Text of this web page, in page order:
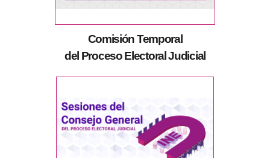
Comisión Temporal
del Proceso Electoral Judicial